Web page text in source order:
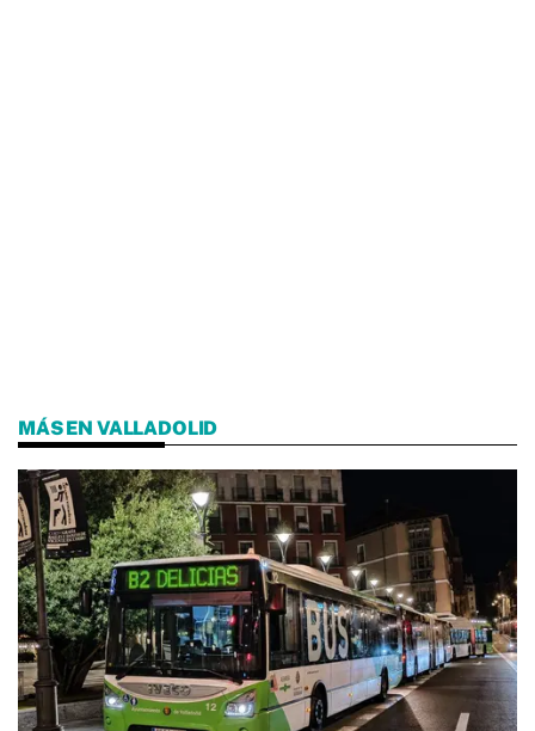
MÁS EN VALLADOLID